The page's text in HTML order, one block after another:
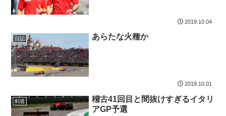
2019.10.04
日記 あらたな火種か
2019.10.01
剣道
稽古41回目と間抜けすぎるイタリ
アGP予選